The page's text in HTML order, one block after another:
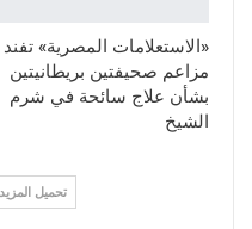
«الاستعلامات المصرية» تفند
مزاعم صحيفتين بريطانيتين
بشأن علاج سائحة في شرم
الشيخ
تحميل